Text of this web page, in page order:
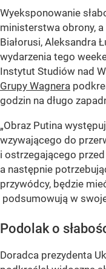
Wyeksponowanie
ministerstwa obrony,
Białorusi, Aleksandra
wydarzenia tego
Instytut Studiów nad
Grupy Wagnera
godzin na długo
„Obraz Putina
wzywającego do
i ostrzegającego
a następnie
przywódcy, będzie
podsumowują w
Podolak o
Doradca prezydenta